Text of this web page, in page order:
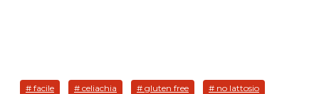
# facile # celiachia # gluten free # no lattosio